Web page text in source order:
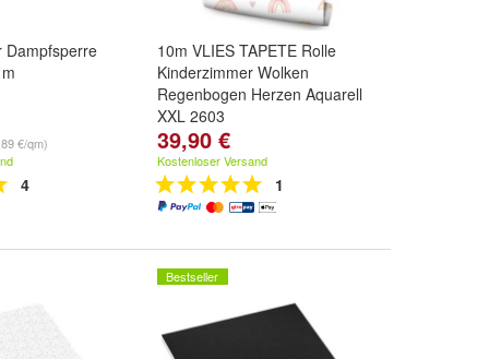
Dampfsperre
€/qm)
4
10m VLIES TAPETE Rolle
Kinderzimmer Wolken
Regenbogen Herzen Aquarell
XXL 2603
39,90 €
Kostenloser Versand
1
Bestseller